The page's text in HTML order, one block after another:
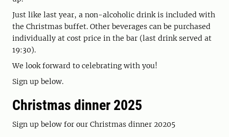
Just like last year, a non-alcoholic drink is included with
the Christmas buffet. Other beverages can be purchased
individually at cost price in the bar (last drink served at
19:30).
We look forward to celebrating with you!
Sign up below.
Christmas dinner 2025
Sign up below for our Christmas dinner 20205